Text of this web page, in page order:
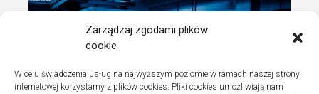
Zarządzaj zgodami plików
cookie
W celu świadczenia usług na najwyższym poziomie w ramach naszej strony
internetowej korzystamy z plików cookies. Pliki cookies umożliwiają nam